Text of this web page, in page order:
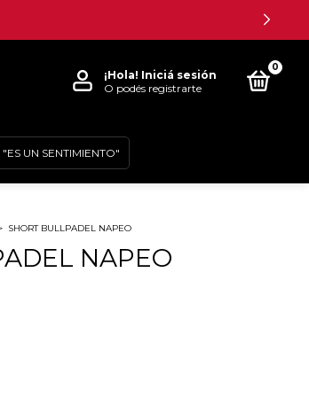
¡Hola! Iniciá sesión
O podés registrarte
0
"ES UN SENTIMIENTO"
SHORT BULLPADEL NAPEO
NAPEO